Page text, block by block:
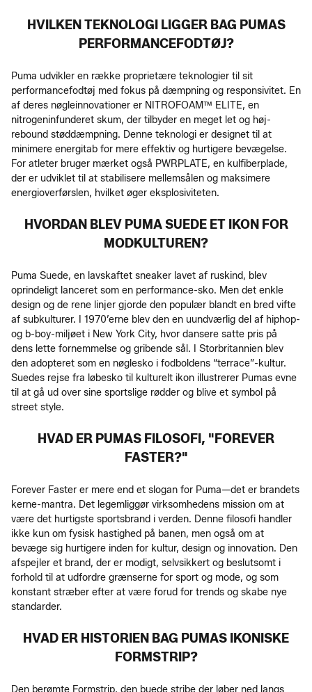
HVILKEN TEKNOLOGI LIGGER BAG PUMAS
PERFORMANCEFODTØJ?
Puma udvikler en række proprietære teknologier til sit
performancefodtøj med fokus på dæmpning og responsivitet. En
af deres nøgleinnovationer er NITROFOAM™ ELITE, en
nitrogeninfunderet skum, der tilbyder en meget let og høj-
rebound støddæmpning. Denne teknologi er designet til at
minimere energitab for mere effektiv og hurtigere bevægelse.
For atleter bruger mærket også PWRPLATE, en kulfiberplade,
der er udviklet til at stabilisere mellemsålen og maksimere
energioverførslen, hvilket øger eksplosiviteten.
HVORDAN BLEV PUMA SUEDE ET IKON FOR
MODKULTUREN?
Puma Suede, en lavskaftet sneaker lavet af ruskind, blev
oprindeligt lanceret som en performance-sko. Men det enkle
design og de rene linjer gjorde den populær blandt en bred vifte
af subkulturer. I 1970’erne blev den en uundværlig del af hiphop-
og b-boy-miljøet i New York City, hvor dansere satte pris på
dens lette fornemmelse og gribende sål. I Storbritannien blev
den adopteret som en nøglesko i fodboldens “terrace”-kultur.
Suedes rejse fra løbesko til kulturelt ikon illustrerer Pumas evne
til at gå ud over sine sportslige rødder og blive et symbol på
street style.
HVAD ER PUMAS FILOSOFI, "FOREVER
FASTER?"
Forever Faster er mere end et slogan for Puma—det er brandets
kerne-mantra. Det legemliggør virksomhedens mission om at
være det hurtigste sportsbrand i verden. Denne filosofi handler
ikke kun om fysisk hastighed på banen, men også om at
bevæge sig hurtigere inden for kultur, design og innovation. Den
afspejler et brand, der er modigt, selvsikkert og beslutsomt i
forhold til at udfordre grænserne for sport og mode, og som
konstant stræber efter at være forud for trends og skabe nye
standarder.
HVAD ER HISTORIEN BAG PUMAS IKONISKE
FORMSTRIP?
Den berømte Formstrip, den buede stribe der løber ned langs